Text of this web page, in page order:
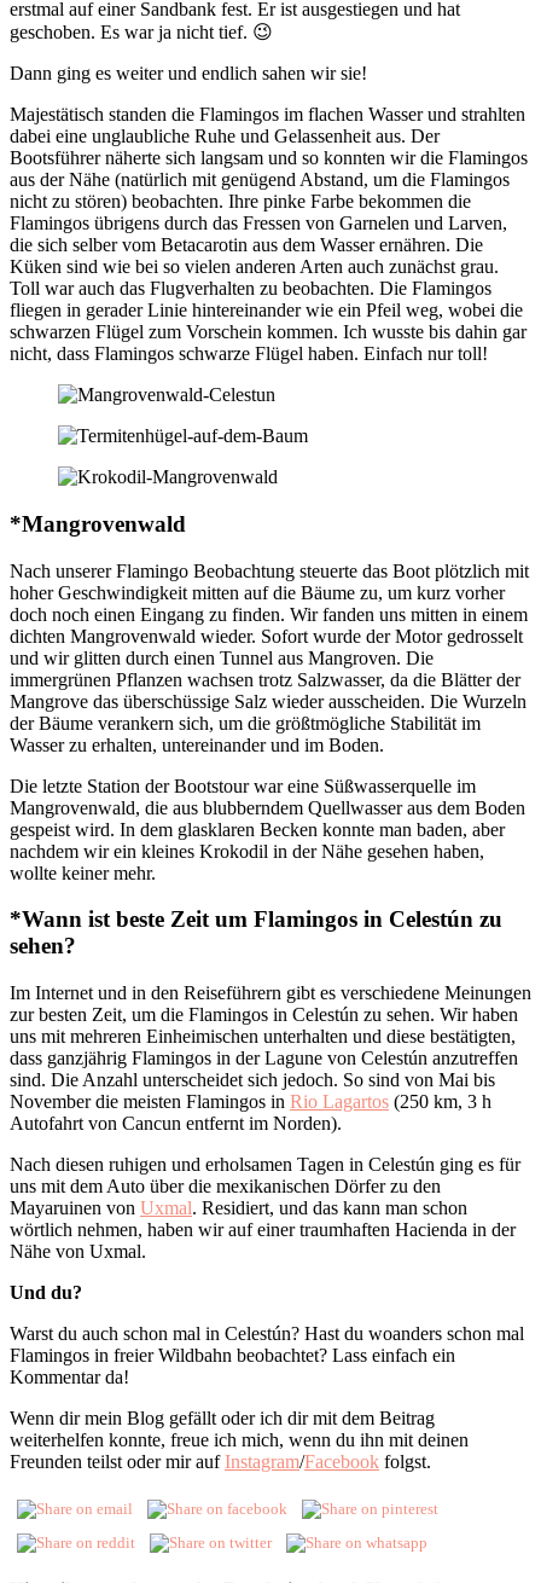
erstmal auf einer Sandbank fest. Er ist ausgestiegen und hat
geschoben. Es war ja nicht tief. 😉
Dann ging es weiter und endlich sahen wir sie!
Majestätisch standen die Flamingos im flachen Wasser und strahlten
dabei eine unglaubliche Ruhe und Gelassenheit aus. Der
Bootsführer näherte sich langsam und so konnten wir die Flamingos
aus der Nähe (natürlich mit genügend Abstand, um die Flamingos
nicht zu stören) beobachten. Ihre pinke Farbe bekommen die
Flamingos übrigens durch das Fressen von Garnelen und Larven,
die sich selber vom Betacarotin aus dem Wasser ernähren. Die
Küken sind wie bei so vielen anderen Arten auch zunächst grau.
Toll war auch das Flugverhalten zu beobachten. Die Flamingos
fliegen in gerader Linie hintereinander wie ein Pfeil weg, wobei die
schwarzen Flügel zum Vorschein kommen. Ich wusste bis dahin gar
nicht, dass Flamingos schwarze Flügel haben. Einfach nur toll!
*Mangrovenwald
Nach unserer Flamingo Beobachtung steuerte das Boot plötzlich mit
hoher Geschwindigkeit mitten auf die Bäume zu, um kurz vorher
doch noch einen Eingang zu finden. Wir fanden uns mitten in einem
dichten Mangrovenwald wieder. Sofort wurde der Motor gedrosselt
und wir glitten durch einen Tunnel aus Mangroven. Die
immergrünen Pflanzen wachsen trotz Salzwasser, da die Blätter der
Mangrove das überschüssige Salz wieder ausscheiden. Die Wurzeln
der Bäume verankern sich, um die größtmögliche Stabilität im
Wasser zu erhalten, untereinander und im Boden.
Die letzte Station der Bootstour war eine Süßwasserquelle im
Mangrovenwald, die aus blubberndem Quellwasser aus dem Boden
gespeist wird. In dem glasklaren Becken konnte man baden, aber
nachdem wir ein kleines Krokodil in der Nähe gesehen haben,
wollte keiner mehr.
*Wann ist beste Zeit um Flamingos in Celestún zu
sehen?
Im Internet und in den Reiseführern gibt es verschiedene Meinungen
zur besten Zeit, um die Flamingos in Celestún zu sehen. Wir haben
uns mit mehreren Einheimischen unterhalten und diese bestätigten,
dass ganzjährig Flamingos in der Lagune von Celestún anzutreffen
sind. Die Anzahl unterscheidet sich jedoch. So sind von Mai bis
November die meisten Flamingos in Rio Lagartos (250 km, 3 h
Autofahrt von Cancun entfernt im Norden).
Nach diesen ruhigen und erholsamen Tagen in Celestún ging es für
uns mit dem Auto über die mexikanischen Dörfer zu den
Mayaruinen von Uxmal. Residiert, und das kann man schon
wörtlich nehmen, haben wir auf einer traumhaften Hacienda in der
Nähe von Uxmal.
Und du?
Warst du auch schon mal in Celestún? Hast du woanders schon mal
Flamingos in freier Wildbahn beobachtet? Lass einfach ein
Kommentar da!
Wenn dir mein Blog gefällt oder ich dir mit dem Beitrag
weiterhelfen konnte, freue ich mich, wenn du ihn mit deinen
Freunden teilst oder mir aufInstagram/Facebook folgst.